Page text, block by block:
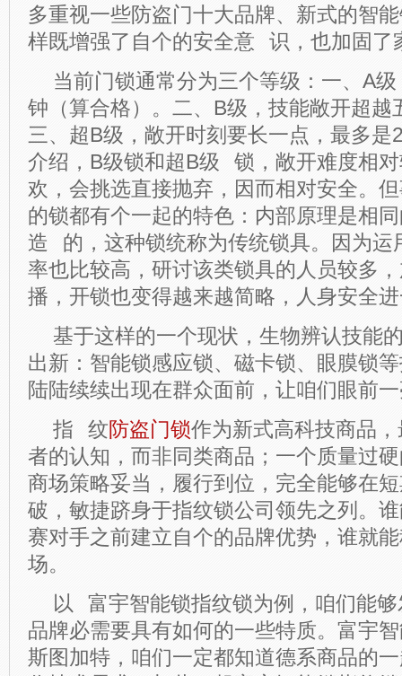
多重视一些防盗门十大品牌、新式的智
样既增强了自个的安全意 识，也加固了
当前门锁通常分为三个等级：一、 A级
钟（算合格）。二、 B级，技能敞开超越
三、超B级，敞开时刻要长一点，最多是
介绍， B级锁和超B级 锁，敞开难度相
欢，会挑选直接抛弃，因而相对安全。
的锁都有个一起的特色：内部原理是相
造 的，这种锁统称为传统锁具。因为运
率也比较高，研讨该类锁具的人员较多
播，开锁也变得越来越简略，人身安全
基于这样的一个现状，生物辨认技能
出新：智能锁感应锁、磁卡锁、眼膜锁
陆陆续续出现在群众面前，让咱们眼前
指 纹防盗门锁作为新式高科技商品
者的认知，而非同类商品；一个质量过
商场策略妥当，履行到位，完全能够在
破，敏捷跻身于指纹锁公司领先之列。
赛对手之前建立自个的品牌优势，谁就
场。
以 富宇智能锁指纹锁为例，咱们能
品牌必需要具有如何的一些特质。 富宇
斯图加特，咱们一定都知道德系商品的